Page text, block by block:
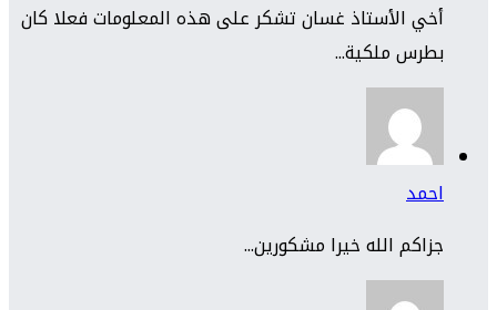
أخي الأستاذ غسان تشكر على هذه المعلومات فعلا كان
بطرس ملكية...
احمد
جزاكم الله خيرا مشكورين...